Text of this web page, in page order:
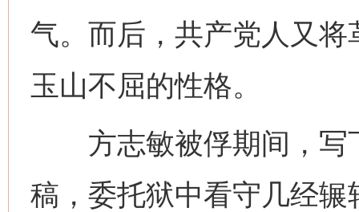
气。而后，共产党人又
玉山不屈的性格。
方志敏被俘期间，写
稿，委托狱中看守几经